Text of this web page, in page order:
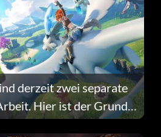
derzeit zwei separate
Hier ist der Grund